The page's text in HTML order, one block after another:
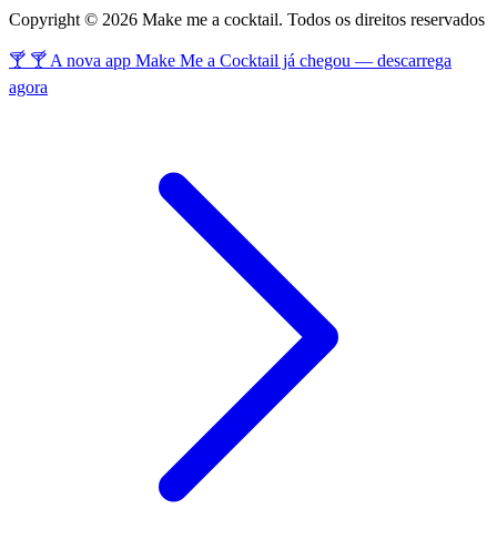
Copyright © 2026 Make me a cocktail. Todos os direitos reservados
🍸 🍸 A nova app Make Me a Cocktail já chegou — descarrega
agora